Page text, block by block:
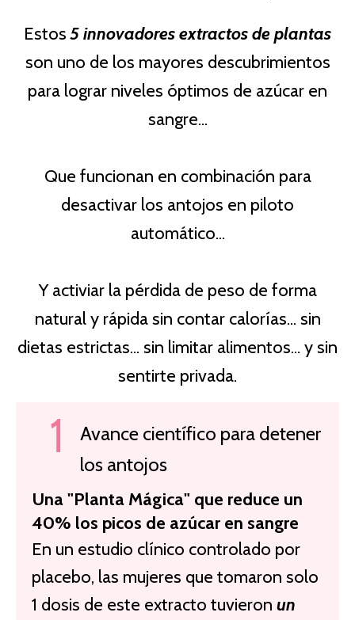
Estos5 innovadores extractos de plantas
son uno de los mayores descubrimientos
para lograr niveles óptimos de azúcar en
sangre...
Que funcionan en combinación para
desactivar los antojos en piloto
automático...
Y activiar la pérdida de peso de forma
natural y rápida sin contar calorías... sin
dietas estrictas... sin limitar alimentos... ysin
sentirte privada.
Avance científico para detener
los antojos
Una "Planta Mágica" que reduce un
40% los picos de azúcar en sangre
En un estudio clínico controlado por
placebo, las mujeres que tomaron solo
1 dosis de este extracto tuvieron un